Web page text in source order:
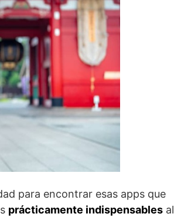
para encontrar esas apps que
prácticamente indispensables al